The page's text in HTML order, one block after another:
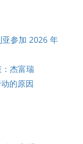
亚参加 2026 年
杰富瑞
的原因